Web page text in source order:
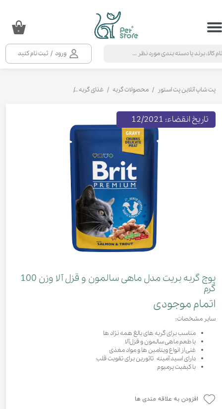
ورود / ثبت نام کنید
حساب کاربری من
خروج از حساب کاربری
۰
پت شاپ آنلاین پت استور محصولات گربه غذای گربه
پوچ گربه بریت مدل ماهی سالمون و قزل آلا وزن 100
گرم
اتمام موجودی
سایر مشخصات:
مناسب برای گربه های بالغ همه نژاد ها
با طعم ماهی سالمون و قزل‌آلا
غنی از انواع ویتامین ها و مواد مغذی
دارای اسید آمینه تائورین برای تقویت قلب
با کیفیت پرمیوم
تاریخ انقضاء: 12/2021
افزودن به علاقه مندی ها